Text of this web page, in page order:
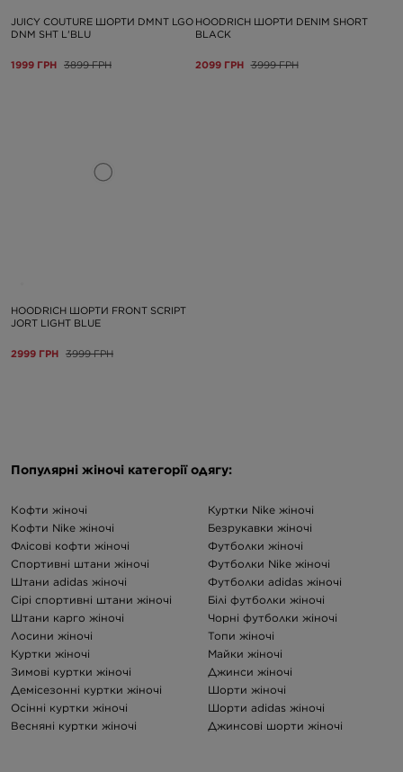
JUICY COUTURE ШОРТИ DMNT LGO
DNM SHT L'BLU
1999 ГРН 3899 ГРН
HOODRICH ШОРТИ DENIM SHORT
BLACK
2099 ГРН 3999 ГРН
HOODRICH ШОРТИ FRONT SCRIPT
JORT LIGHT BLUE
2999 ГРН 3999 ГРН
Популярні жіночі категорії одягу:
Кофти жіночі
Кофти Nike жіночі
Флісові кофти жіночі
Спортивні штани жіночі
Штани adidas жіночі
Сірі спортивні штани жіночі
Штани карго жіночі
Лосини жіночі
Куртки жіночі
Зимові куртки жіночі
Демісезонні куртки жіночі
Осінні куртки жіночі
Весняні куртки жіночі
Куртки Nike жіночі
Безрукавки жіночі
Футболки жіночі
Футболки Nike жіночі
Футболки adidas жіночі
Білі футболки жіночі
Чорні футболки жіночі
Топи жіночі
Майки жіночі
Джинси жіночі
Шорти жіночі
Шорти adidas жіночі
Джинсові шорти жіночі